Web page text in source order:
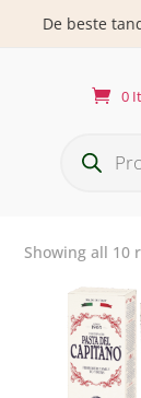
De beste
0
zoeken
Showing all 10